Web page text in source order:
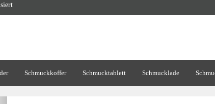
Schmuckkoffer Schmucktablett Schmucklade